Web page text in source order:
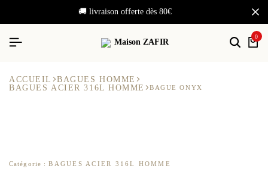
🚚 livraison offerte dès 80€
0
ACCUEIL
BAGUES HOMME
BAGUES ACIER 316L HOMME
BAGUE ONYX
Catégorie :BAGUES ACIER 316L HOMME